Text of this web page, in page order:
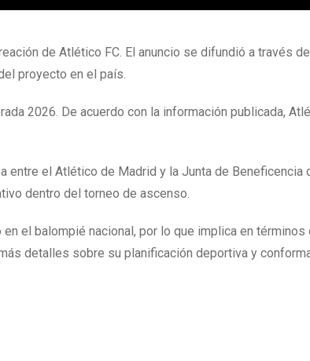
de Atlético FC. El anuncio se difundió a través
proyecto en el país.
2026. De acuerdo con la información publicada,
entre el Atlético de Madrid y la Junta de Beneficencia
dentro del torneo de ascenso.
el balompié nacional, por lo que implica en términos
detalles sobre su planificación deportiva y